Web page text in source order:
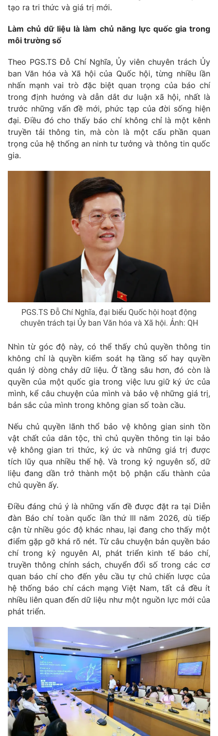
tạo ra tri thức và giá trị mới.
Làm chủ dữ liệu là làm chủ năng lực quốc gia trong
môi trường số
Theo PGS.TS Đỗ Chí Nghĩa, Ủy viên chuyên trách Ủy
ban Văn hóa và Xã hội của Quốc hội, từng nhiều lần
nhấn mạnh vai trò đặc biệt quan trọng của báo chí
trong định hướng và dẫn dắt dư luận xã hội, nhất là
trước những vấn đề mới, phức tạp của đời sống hiện
đại. Điều đó cho thấy báo chí không chỉ là một kênh
truyền tải thông tin, mà còn là một cấu phần quan
trọng của hệ thống an ninh tư tưởng và thông tin quốc
gia.
PGS.TS Đỗ Chí Nghĩa, đại biểu Quốc hội hoạt động
chuyên trách tại Ủy ban Văn hóa và Xã hội. Ảnh: QH
Nhìn từ góc độ này, có thể thấy chủ quyền thông tin
không chỉ là quyền kiểm soát hạ tầng số hay quyền
quản lý dòng chảy dữ liệu. Ở tầng sâu hơn, đó còn là
quyền của một quốc gia trong việc lưu giữ ký ức của
mình, kể câu chuyện của mình và bảo vệ những giá trị,
bản sắc của mình trong không gian số toàn cầu.
Nếu chủ quyền lãnh thổ bảo vệ không gian sinh tồn
vật chất của dân tộc, thì chủ quyền thông tin lại bảo
vệ không gian tri thức, ký ức và những giá trị được
tích lũy qua nhiều thế hệ. Và trong kỷ nguyên số, dữ
liệu đang dần trở thành một bộ phận cấu thành của
chủ quyền ấy.
Điều đáng chú ý là những vấn đề được đặt ra tại Diễn
đàn Báo chí toàn quốc lần thứ III năm 2026, dù tiếp
cận từ nhiều góc độ khác nhau, lại đang cho thấy một
điểm gặp gỡ khá rõ nét. Từ câu chuyện bản quyền báo
chí trong kỷ nguyên AI, phát triển kinh tế báo chí,
truyền thông chính sách, chuyển đổi số trong các cơ
quan báo chí cho đến yêu cầu tự chủ chiến lược của
hệ thống báo chí cách mạng Việt Nam, tất cả đều ít
nhiều liên quan đến dữ liệu như một nguồn lực mới của
phát triển.